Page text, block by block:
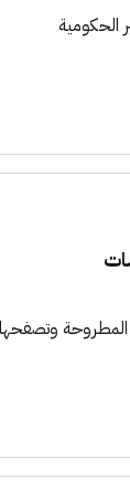
الحكومية